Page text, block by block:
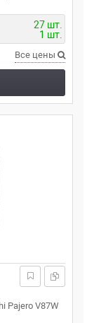
27 шт.
1 шт.
Все цены
Pajero V87W